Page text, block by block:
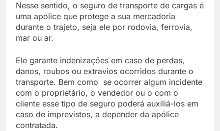
Nesse sentido, o seguro de transporte de cargas é
uma apólice que protege a sua mercadoria
durante o trajeto, seja ele por rodovia, ferrovia,
mar ou ar.
Ele garante indenizações em caso de perdas,
danos, roubos ou extravios ocorridos durante o
transporte. Bem como se ocorrer algum incidente
com o proprietário, o vendedor ou o com o
cliente esse tipo de seguro poderá auxiliá-los em
caso de imprevistos, a depender da apólice
contratada.